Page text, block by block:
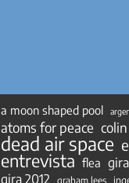
a moon shaped pool
atoms for peace
dead air space
entrevista flea
gira 2012 graham lees